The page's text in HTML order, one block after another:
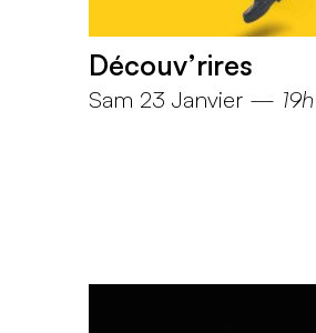
Découv’rires
Sam 23 Janvier — 19h